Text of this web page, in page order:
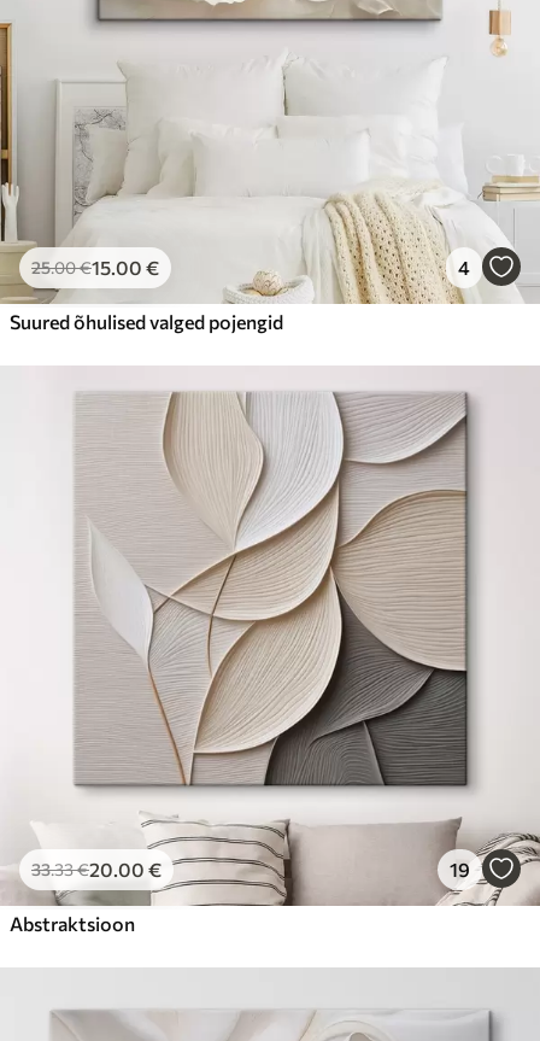
25.00€15.00 € 4
Suured õhulised valged pojengid
33.33€20.00 € 19
Abstraktsioon